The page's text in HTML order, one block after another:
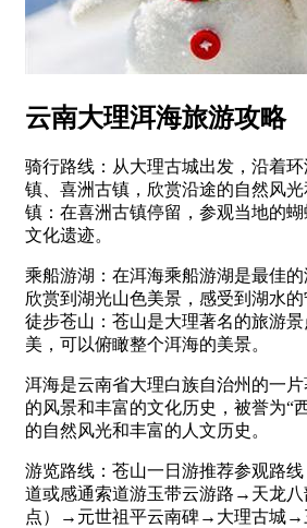
云南大理洱海旅游攻略
骑行路线：从大理古城出发，沿着
镇、喜洲古镇，欣赏沿途的自然风
镇：在喜洲古镇停留，参观当地的
文化遗迹。
乘船游湖：在洱海乘船游湖是最佳
欣赏到湖光山色美景，感受到湖水的
徒步苍山：苍山是大理著名的旅游
美，可以俯瞰整个洱海的美景。
洱海是云南省大理白族自治州的一
的风景和丰富的文化历史，被誉为“
的自然风光和丰富的人文历史。
游览路线：苍山一日游推荐参观路
道或感通索道游玉带云游路→天龙
点）→元世祖平云南碑→大理古城→